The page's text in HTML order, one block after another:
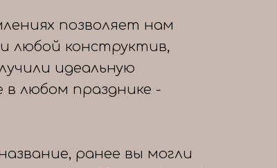
позволяет нам
любой конструктив,
идеальную
в любом празднике -
ранее вы могли